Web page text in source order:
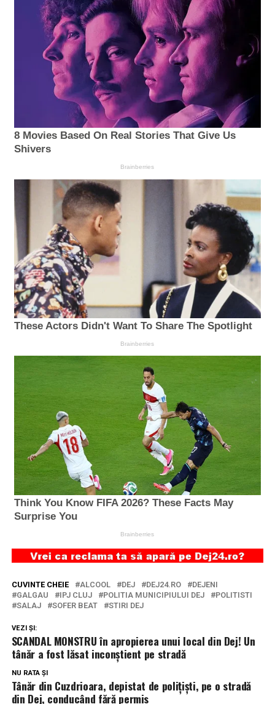
CUVINTE CHEIE ALCOOL DEJ DEJ24.RO
DEJENI
GALGAU
IPJ CLUJ POLITIA MUNICIPIULUI DEJ
POLITISTI
SALAJ
SOFER BEAT STIRI DEJ
VEZI ȘI:
SCANDAL MONSTRU în apropierea unui local din Dej! Un
tânăr a fost lăsat inconștient pe stradă
NU RATA ȘI
Tânăr din Cuzdrioara, depistat de polițiști, pe o stradă
din Dej, conducând fără permis